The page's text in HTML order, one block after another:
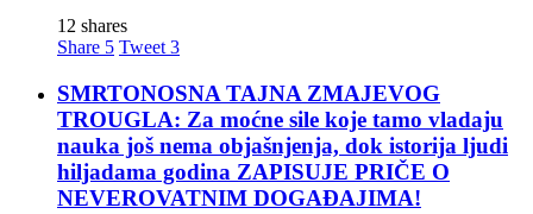
12 shares
Share 5 Tweet 3
SMRTONOSNA TAJNA ZMAJEVOG
TROUGLA: Za moćne sile koje tamo vladaju
nauka još nema objašnjenja, dok istorija ljudi
hiljadama godina ZAPISUJE PRIČE O
NEVEROVATNIM DOGAĐAJIMA!